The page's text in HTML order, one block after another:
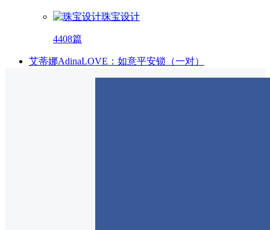
珠宝设计
4408篇
艾蒂娜AdinaLOVE：如意平安锁（一对）